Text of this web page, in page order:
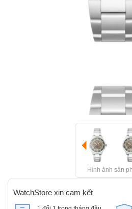
Hình ảnh sản
WatchStore xin cam kết